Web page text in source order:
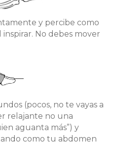
y percibe como
No debes mover
(pocos, no te vayas a
relajante no una
aguanta más”) y
como tu abdomen